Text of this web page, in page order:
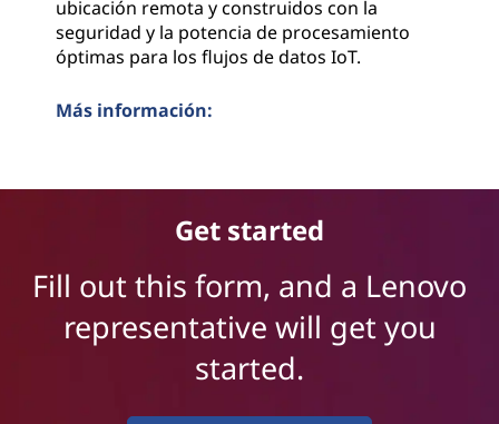
ubicación remota y construidos con la
seguridad y la potencia de procesamiento
óptimas para los flujos de datos IoT.
Más información:
Get started
Fill out this form, and a Lenovo
representative will get you
started.